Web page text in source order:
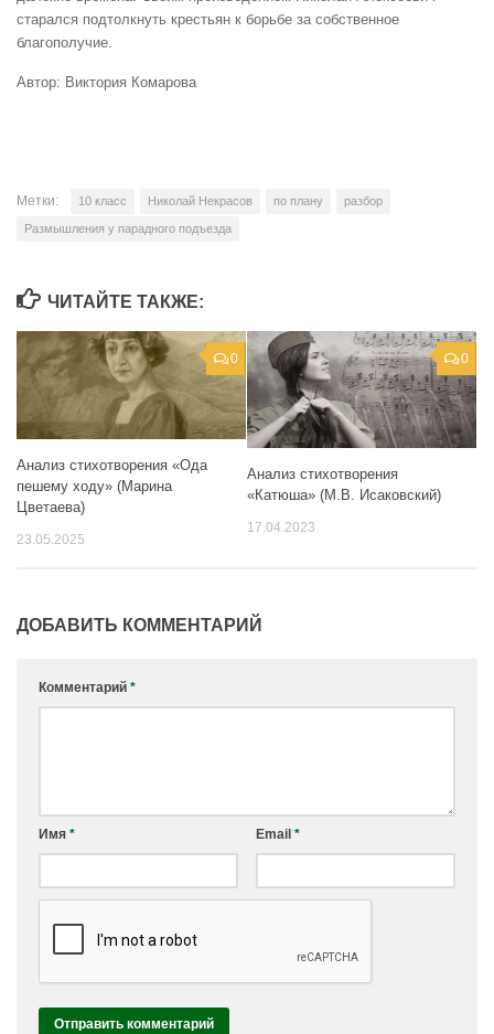
старался подтолкнуть крестьян к борьбе за собственное
благополучие.
Автор: Виктория Комарова
Метки: 10 класс Николай Некрасов по плану разбор
Размышления у парадного подъезда
ЧИТАЙТЕ ТАКЖЕ:
0
Анализ стихотворения «Ода
пешему ходу» (Марина
Цветаева)
23.05.2025
0
Анализ стихотворения
«Катюша» (М.В. Исаковский)
17.04.2023
ДОБАВИТЬ КОММЕНТАРИЙ
Комментарий *
Имя * Email *